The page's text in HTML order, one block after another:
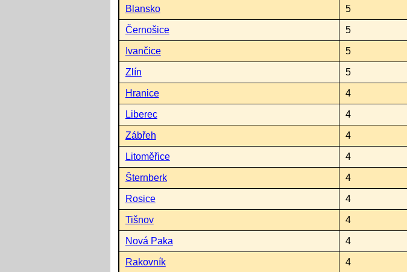
Blansko 5
Černošice 5
Ivančice 5
Zlín 5
Hranice 4
Liberec 4
Zábřeh 4
Litoměřice 4
Šternberk 4
Rosice 4
Tišnov 4
Nová Paka 4
Rakovník 4